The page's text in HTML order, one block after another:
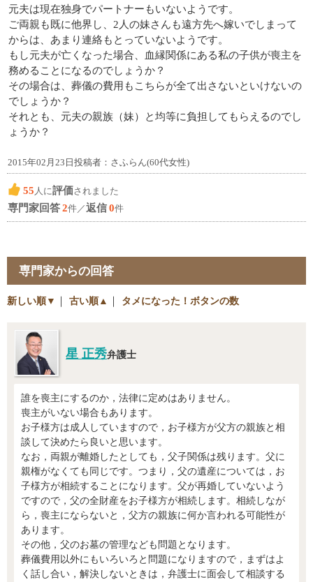
元夫は現在独身でパートナーもいないようです。
ご両親も既に他界し、2人の妹さんも遠方先へ嫁いでしまって
からは、あまり連絡もとっていないようです。
もし元夫が亡くなった場合、血縁関係にある私の子供が喪主を
務めることになるのでしょうか？
その場合は、葬儀の費用もこちらが全て出さないといけないの
でしょうか？
それとも、元夫の親族（妹）と均等に負担してもらえるのでし
ょうか？
2015年02月23日投稿者：さふらん(60代女性)
55 人に評価されました
専門家回答2件／返信0件
専門家からの回答
新しい順▼ ｜ 古い順▲ ｜ タメになった！ボタンの数
星 正秀弁護士
誰を喪主にするのか，法律に定めはありません。
喪主がいない場合もあります。
お子様方は成人していますので，お子様方が父方の親族と相
談して決めたら良いと思います。
なお，両親が離婚したとしても，父子関係は残ります。父に
親権がなくても同じです。つまり，父の遺産については，お
子様方が相続することになります。父が再婚していないよう
ですので，父の全財産をお子様方が相続します。相続しなが
ら，喪主にならないと，父方の親族に何か言われる可能性が
あります。
その他，父のお墓の管理なども問題となります。
葬儀費用以外にもいろいろと問題になりますので，まずはよ
く話し合い，解決しないときは，弁護士に面会して相談する